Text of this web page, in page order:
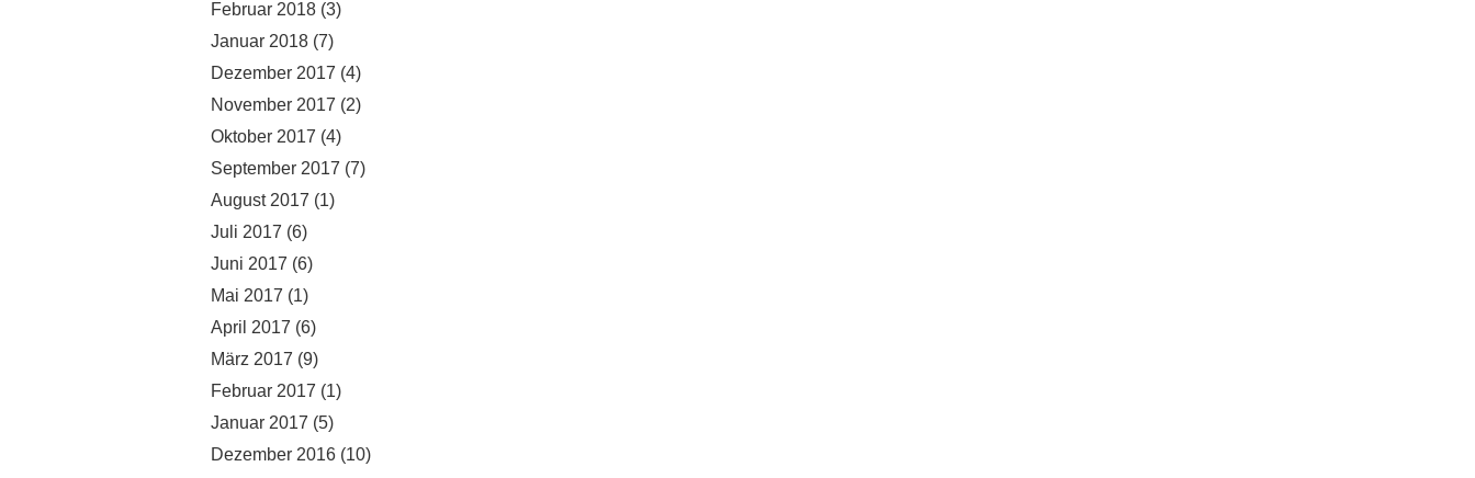
Februar 2018 (3)
Januar 2018 (7)
Dezember 2017 (4)
November 2017 (2)
Oktober 2017 (4)
September 2017 (7)
August 2017 (1)
Juli 2017 (6)
Juni 2017 (6)
Mai 2017 (1)
April 2017 (6)
März 2017 (9)
Februar 2017 (1)
Januar 2017 (5)
Dezember 2016 (10)